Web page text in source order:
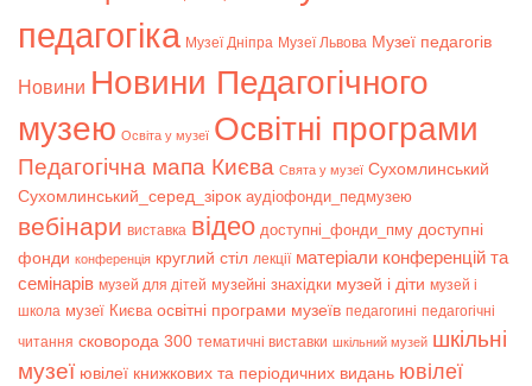
педагогіка Музеї Дніпра Музеї Львова Музеї педагогів
Новини Новини Педагогічного
музею Освіта у музеї Освітні програми
Педагогічна мапа Києва Свята у музеї Сухомлинський
Сухомлинський_серед_зірок аудіофонди_педмузею
вебінари виставка відео доступні_фонди_пму доступні
фонди конференція круглий стіл лекції матеріали конференцій та
семінарів музей для дітей музейні знахідки музей і діти музей і
школа музеї Києва освітні програми музеїв педагогині педагогічні
читання сковорода 300 тематичні виставки шкільний музей шкільні
музеї ювілеї книжкових та періодичних видань ювілеї